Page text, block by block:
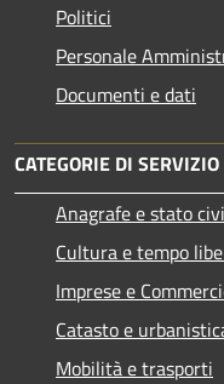
Politici
Personale
Documenti e dati
CATEGORIE DI SERVIZIO
Anagrafe e stato
Cultura e tempo
Imprese e
Catasto e
Mobilità e trasporti